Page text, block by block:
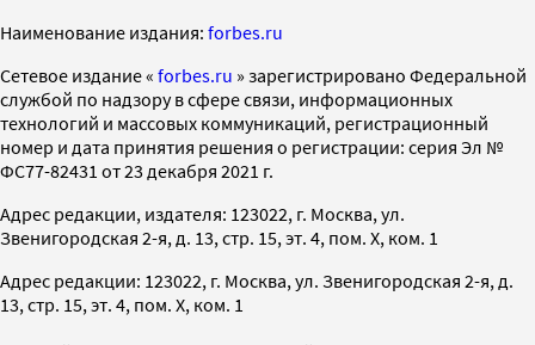
Наименование издания: forbes.ru
Cетевое издание « forbes.ru » зарегистрировано Федеральной
службой по надзору в сфере связи, информационных
технологий и массовых коммуникаций, регистрационный
номер и дата принятия решения о регистрации: серия Эл №
ФС77-82431 от 23 декабря 2021 г.
Адрес редакции, издателя: 123022, г. Москва, ул.
Звенигородская 2-я, д. 13, стр. 15, эт. 4, пом. X, ком. 1
Адрес редакции: 123022, г. Москва, ул. Звенигородская 2-я, д.
13, стр. 15, эт. 4, пом. X, ком. 1